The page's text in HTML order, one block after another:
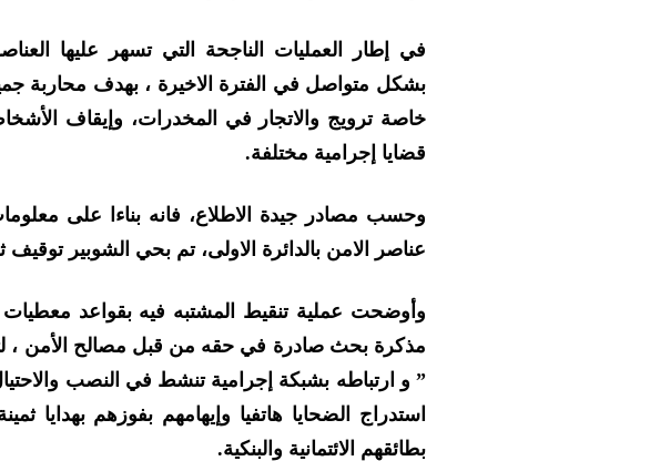
في إطار العمليات الناجحة التي تسهر عليها العناصر
بشكل متواصل في الفترة الاخيرة ، بهدف محاربة
خاصة ترويج والاتجار في المخدرات، وإيقاف
قضايا إجرامية مختلفة.
وحسب مصادر جيدة الاطلاع، فانه بناءا على
عناصر الامن بالدائرة الاولى، تم بحي الشوبير توقيف
وأوضحت عملية تنقيط المشتبه فيه بقواعد
مذكرة بحث صادرة في حقه من قبل مصالح الأمن ،
” و ارتباطه بشبكة إجرامية تنشط في النصب
استدراج الضحايا هاتفيا وإيهامهم بفوزهم بهدايا
بطائقهم الائتمانية والبنكية.